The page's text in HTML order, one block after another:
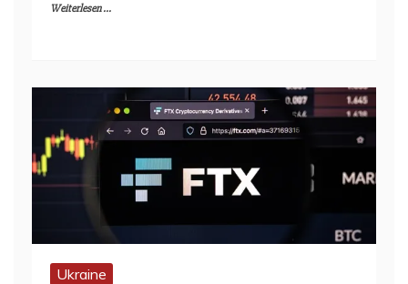
Weiterlesen ...
Ukraine